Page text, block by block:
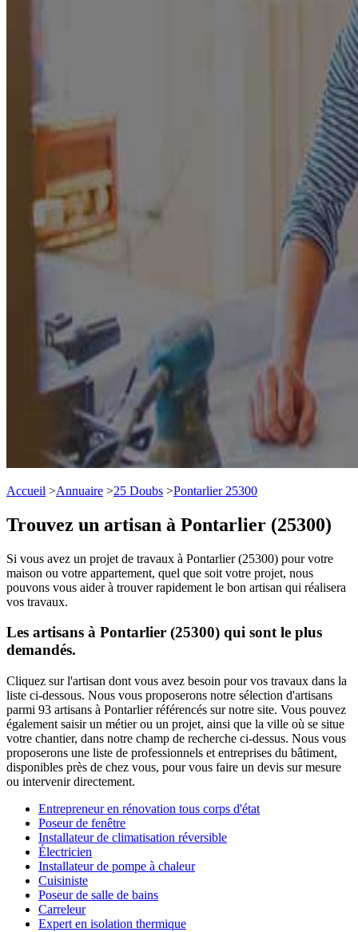
Accueil >Annuaire >25 Doubs >Pontarlier 25300
Trouvez un artisan à Pontarlier (25300)
Si vous avez un projet de travaux à Pontarlier (25300) pour votre
maison ou votre appartement, quel que soit votre projet, nous
pouvons vous aider à trouver rapidement le bon artisan qui réalisera
vos travaux.
Les artisans à Pontarlier (25300) qui sont le plus
demandés.
Cliquez sur l'artisan dont vous avez besoin pour vos travaux dans la
liste ci-dessous. Nous vous proposerons notre sélection d'artisans
parmi 93 artisans à Pontarlier référencés sur notre site. Vous pouvez
également saisir un métier ou un projet, ainsi que la ville où se situe
votre chantier, dans notre champ de recherche ci-dessus. Nous vous
proposerons une liste de professionnels et entreprises du bâtiment,
disponibles près de chez vous, pour vous faire un devis sur mesure
ou intervenir directement.
Entrepreneur en rénovation tous corps d'état
Poseur de fenêtre
Installateur de climatisation réversible
Électricien
Installateur de pompe à chaleur
Cuisiniste
Poseur de salle de bains
Carreleur
Expert en isolation thermique